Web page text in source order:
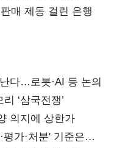
매 제동 걸린 은행
다…로봇·AI 등 논의
‘삼국전쟁’
의지에 상한가
가·처분' 기준은